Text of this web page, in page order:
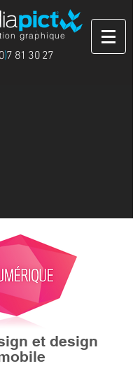
graphique
)7 81 30 27
et design